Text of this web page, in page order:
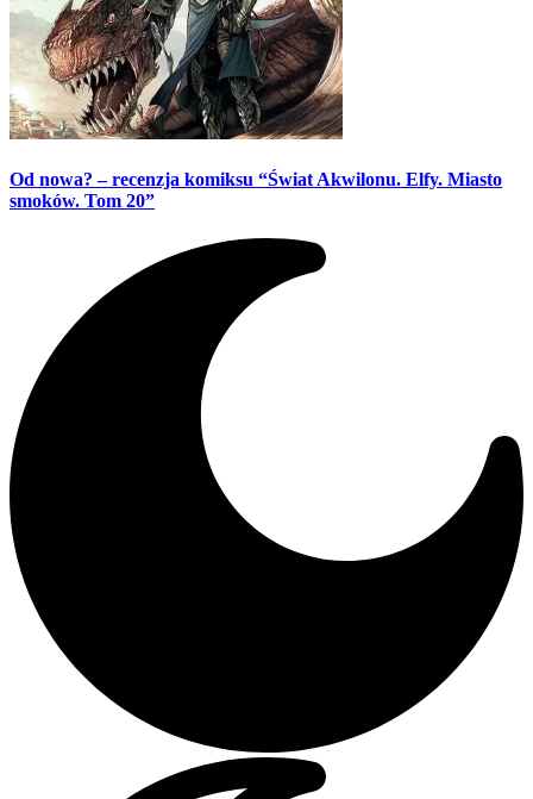
Od nowa? – recenzja komiksu “Świat Akwilonu. Elfy. Miasto
smoków. Tom 20”